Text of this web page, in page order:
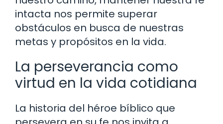
intacta nos permite superar
obstáculos en busca de nuestras
metas y propósitos en la vida.
La perseverancia como
virtud en la vida cotidiana
La historia del héroe bíblico que